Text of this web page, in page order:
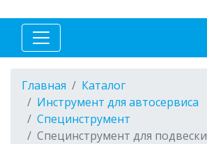
Главная
Каталог
Инструмент для автосервиса
Специнструмент
Специнструмент для подвески